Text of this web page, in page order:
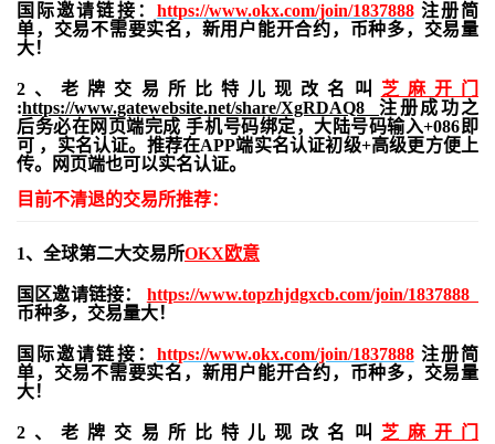
国际邀请链接： https://www.okx.com/join/1837888注册简
单，交易不需要实名，新用户能开合约， 币种多，交易量
大！
2、老牌交易所比特儿现改名叫 芝麻开门
:https://www.gatewebsite.net/share/XgRDAQ8 注册成功之
后务必在网页端完成 手机号码绑定，大陆号码输入+086即
可 ，实名认证。推荐在APP端实名认证初级+高级更方便上
传。网页端也可以实名认证。
目前不清退的交易所推荐：
1、全球第二大交易所OKX欧意
国区邀请链接： https://www.topzhjdgxcb.com/join/1837888
币种多，交易量大！
国际邀请链接： https://www.okx.com/join/1837888注册简
单，交易不需要实名，新用户能开合约， 币种多，交易量
大！
2、老牌交易所比特儿现改名叫 芝麻开门